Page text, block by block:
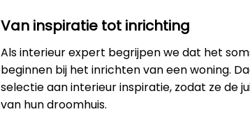
Van inspiratie tot inrichting
Als interieur expert begrijpen we dat het
beginnen bij het inrichten van een woning.
selectie aan interieur inspiratie, zodat ze de
van hun droomhuis.